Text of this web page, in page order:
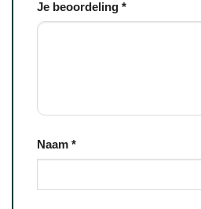
Je beoordeling *
Naam *